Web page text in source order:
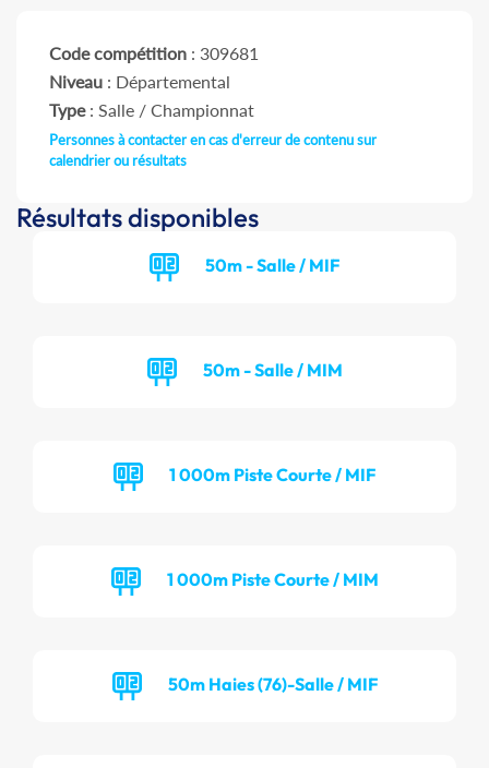
Code compétition : 309681
Niveau : Départemental
Type: Salle / Championnat
Personnes à contacter en cas d'erreur de contenu sur
calendrier ou résultats
Résultats disponibles
50m - Salle / MIF
50m - Salle / MIM
1 000m Piste Courte / MIF
1 000m Piste Courte / MIM
50m Haies (76)-Salle / MIF